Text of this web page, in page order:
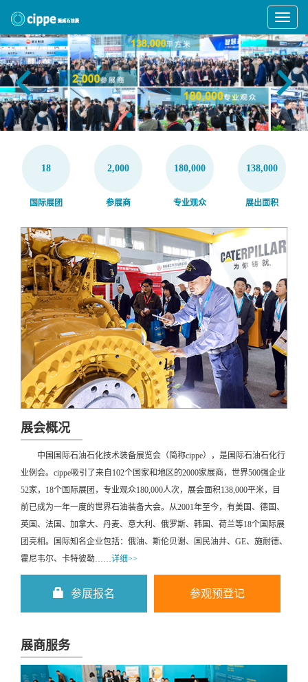
Toggle
18
国际展团
2,000
参展商
180,000
专业观众
138,000
展出面积
展会概况
中国国际石油石化技术装备展览会（简称cippe），是国际石油石化行
业例会。cippe吸引了来自102个国家和地区的2000家展商，世界500强企业
52家，18个国际展团，专业观众180,000人次，展会面积138,000平米，目
前已成为一年一度的世界石油装备大会。从2001年至今，有美国、德国、
英国、法国、加拿大、丹麦、意大利、俄罗斯、韩国、荷兰等18个国际展
团亮相。国际知名企业包括：俄油、斯伦贝谢、国民油井、GE、施耐德、
霍尼韦尔、卡特彼勒……详细>>
参展报名 参观预登记
展商服务